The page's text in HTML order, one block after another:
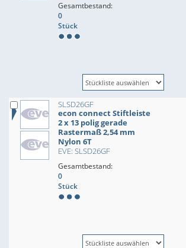
Gesamtbestand:
0
Stück
SLSD26GF
econ connect Stiftleiste
2 x 13 polig gerade
Rastermaß 2,54 mm
Nylon 6T
EVE: SLSD26GF
Gesamtbestand:
0
Stück